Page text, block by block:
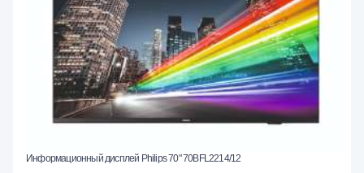
Информационный дисплей Philips 70" 70BFL2214/12